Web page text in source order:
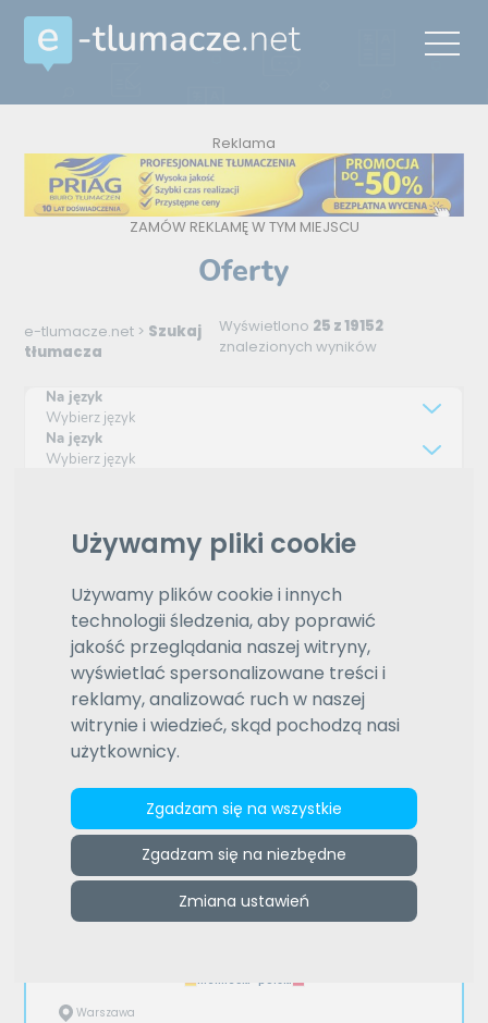
Używamy pliki cookie
Używamy plików cookie i innych
technologii śledzenia, aby poprawić
jakość przeglądania naszej witryny,
wyświetlać spersonalizowane treści i
reklamy, analizować ruch w naszej
witrynie i wiedzieć, skąd pochodzą nasi
użytkownicy.
Zgadzam się na wszystkie
Zgadzam się na niezbędne
Zmiana ustawień
Reklama
ZAMÓW REKLAMĘ W TYM MIEJSCU
Oferty
e-tlumacze.net > Szukaj
tłumacza
Wyświetlono 25 z 19152
znalezionych wyników
Na język
Wybierz język
Na język
Wybierz język
1 2 3 4 5 6 7 8 9 10
Tłumaczenia
!!! SZANOWNI KLIENCI WAŻNA INFORMACJA !!!
WYSTAWIAM FAKTURY ZWOLNIONE Z VAT !!! Każde
tłumaczenie jest wyceniane indywidualnie. Stawka
zależy od stopnia...
niemiecki–polski
Warszawa